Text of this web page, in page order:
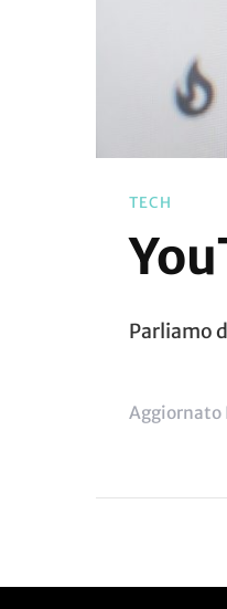
TECH
Parliamo
Aggiornato